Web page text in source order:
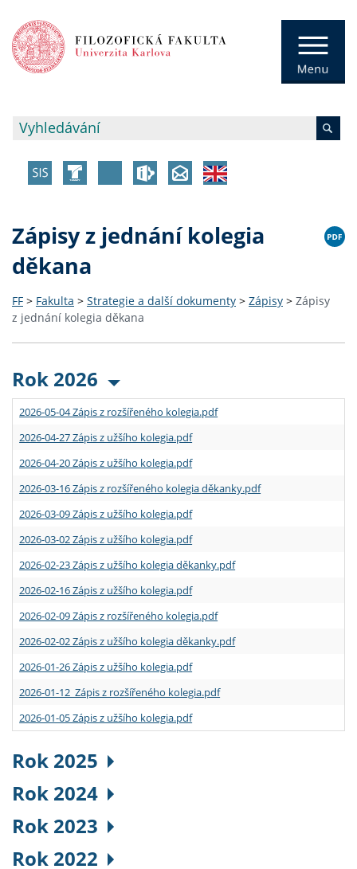
Zápisy z jednání kolegia
děkana
FF > Fakulta > Strategie a další dokumenty > Zápisy > Zápisy
z jednání kolegia děkana
Rok 2026
2026-05-04 Zápis z rozšířeného kolegia.pdf
2026-04-27 Zápis z užšího kolegia.pdf
2026-04-20 Zápis z užšího kolegia.pdf
2026-03-16 Zápis z rozšířeného kolegia děkanky.pdf
2026-03-09 Zápis z užšího kolegia.pdf
2026-03-02 Zápis z užšího kolegia.pdf
2026-02-23 Zápis z užšího kolegia děkanky.pdf
2026-02-16 Zápis z užšího kolegia.pdf
2026-02-09 Zápis z rozšířeného kolegia.pdf
2026-02-02 Zápis z užšího kolegia děkanky.pdf
2026-01-26 Zápis z užšího kolegia.pdf
2026-01-12 Zápis z rozšířeného kolegia.pdf
2026-01-05 Zápis z užšího kolegia.pdf
Rok 2025
Rok 2024
Rok 2023
Rok 2022